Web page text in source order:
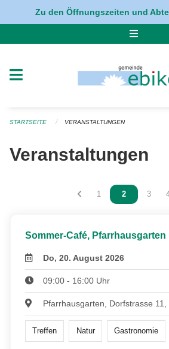
Navigation überspringen
Zu den Öffnungszeiten und
STARTSEITE VERANSTALTUNGEN
Veranstaltungen
Vous êtes sur la
1 Vous êtes
2 Vous
3
Sommer-Café, Pfarrhausgarten
Do, 20. August 2026
09:00 - 16:00 Uhr
Pfarrhausgarten, Dorfstrasse 11,
Treffen Natur Gastronomie